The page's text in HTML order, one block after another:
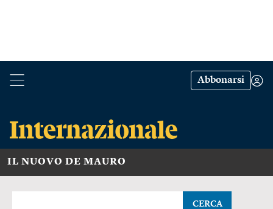
Abbonarsi
IL NUOVO DE MAURO
CERCA